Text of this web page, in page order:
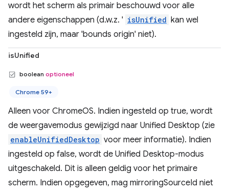
wordt het scherm als primair beschouwd voor alle
andere eigenschappen (d.w.z. ' isUnified kan wel
ingesteld zijn, maar 'bounds origin' niet).
isUnified
boolean optioneel
Chrome 59+
Alleen voor ChromeOS. Indien ingesteld op true, wordt
de weergavemodus gewijzigd naar Unified Desktop (zie
enableUnifiedDesktop voor meer informatie). Indien
ingesteld op false, wordt de Unified Desktop-modus
uitgeschakeld. Dit is alleen geldig voor het primaire
scherm. Indien opgegeven, mag mirroringSourceId niet